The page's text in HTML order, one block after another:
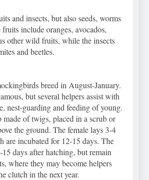
and insects, but also seeds, worms
include oranges, avocados,
other wild fruits, while the insects
and beetles.
breed in August-January.
but several helpers assist with
nest-guarding and feeding of young.
made of twigs, placed in a scrub or
the ground. The female lays 3-4
are incubated for 12-15 days. The
days after hatching, but remain
where they may become helpers
clutch in the next year.